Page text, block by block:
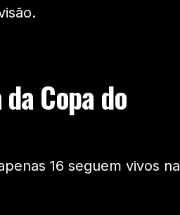
Copa do
16 seguem vivos na